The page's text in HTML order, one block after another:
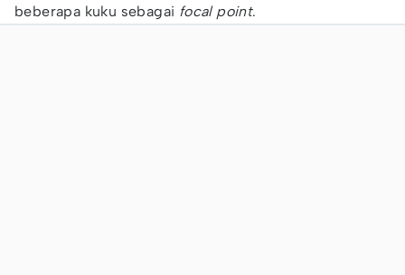
beberapa kuku sebagai focal point.